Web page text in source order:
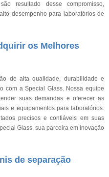
resultado desse compromisso,
desempenho para laboratórios de
os Melhores
de alta qualidade, durabilidade e
com a Special Glass. Nossa equipe
suas demandas e oferecer as
e equipamentos para laboratórios.
precisos e confiáveis em suas
Glass, sua parceira em inovação
de separação